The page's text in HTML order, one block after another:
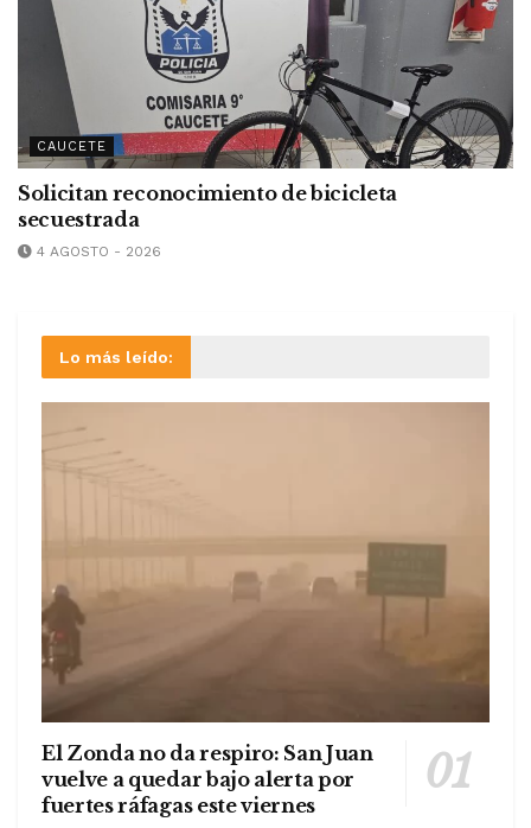
CAUCETE
Solicitan reconocimiento de bicicleta
secuestrada
4 AGOSTO - 2026
Lo más leído:
El Zonda no da respiro: San Juan
vuelve a quedar bajo alerta por
fuertes ráfagas este viernes